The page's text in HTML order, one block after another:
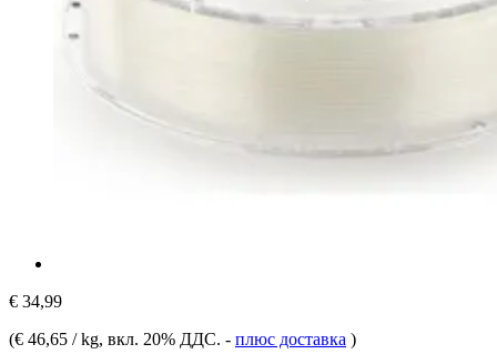
€ 34,99
(€ 46,65 / kg, вкл. 20% ДДС. - плюс доставка )